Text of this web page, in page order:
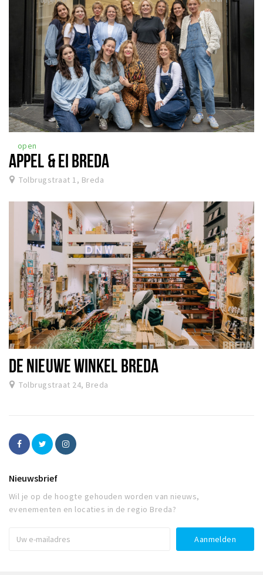
open
APPEL & EI BREDA
Tolbrugstraat 1, Breda
DE NIEUWE WINKEL BREDA
Tolbrugstraat 24, Breda
Nieuwsbrief
Wil je op de hoogte gehouden worden van nieuws,
evenementen en locaties in de regio Breda?